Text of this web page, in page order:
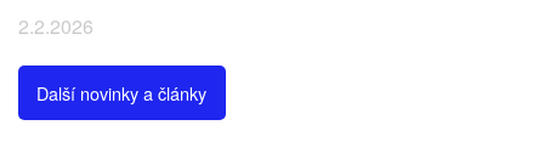
2.2.2026
Další novinky a články